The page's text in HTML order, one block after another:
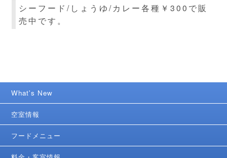
シーフード/しょうゆ/カレー各種￥300で販
売中です。
What's New
空室情報
フードメニュー